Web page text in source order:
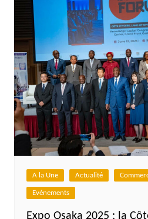
A la Une Actualité
Evénements
Expo Osaka 2025 : la